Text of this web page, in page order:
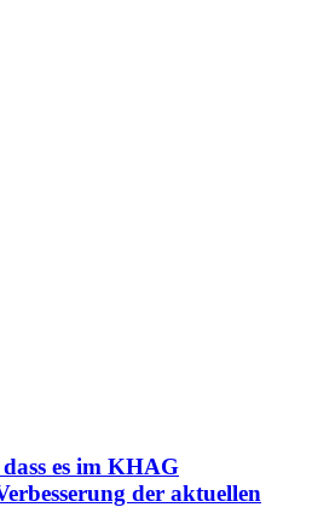
es im KHAG
der aktuellen